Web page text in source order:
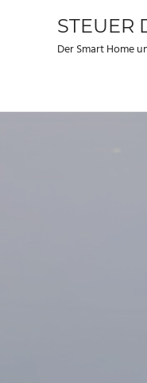
Zum
STEUER
Der Smart Home